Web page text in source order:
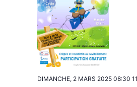
DIMANCHE, 2 MARS 2025 08:30